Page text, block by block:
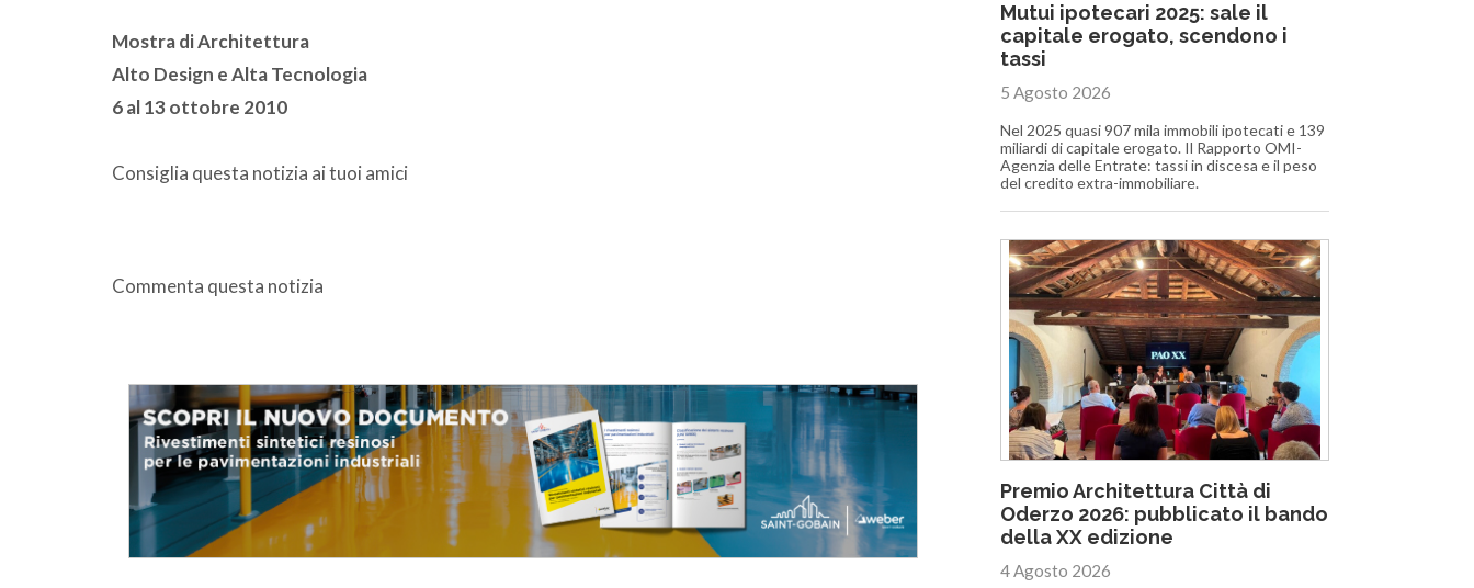
Mostra di Architettura
Alto Design e Alta Tecnologia
6 al 13 ottobre 2010
Consiglia questa notizia ai tuoi amici
Commenta questa notizia
Mutui ipotecari 2025: sale il
capitale erogato, scendono i
tassi
5 Agosto 2026
Nel 2025 quasi 907 mila immobili ipotecati e 139
miliardi di capitale erogato. Il Rapporto OMI-
Agenzia delle Entrate: tassi in discesa e il peso
del credito extra-immobiliare.
Premio Architettura Città di
Oderzo 2026: pubblicato il bando
della XX edizione
4 Agosto 2026